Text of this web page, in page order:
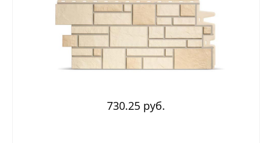
730.25 руб.